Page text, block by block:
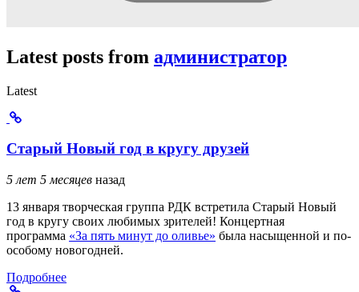
Latest posts from администратор
Latest
Старый Новый год в кругу друзей
5 лет 5 месяцев назад
13 января творческая группа РДК встретила Старый Новый
год в кругу своих любимых зрителей! Концертная
программа «За пять минут до оливье» была насыщенной и по-
особому новогодней.
Подробнее